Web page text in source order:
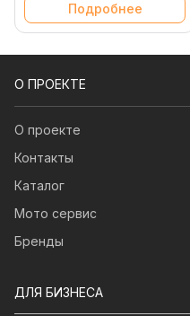
Подробнее
О ПРОЕКТЕ
О проекте
Контакты
Каталог
Мото сервис
Бренды
ДЛЯ БИЗНЕСА